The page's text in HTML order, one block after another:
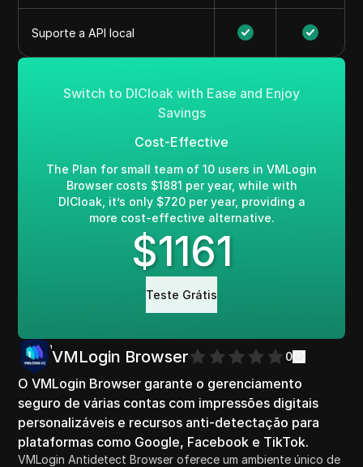
Suporte a API local
Switch to DICloak with Ease and Enjoy
Savings
Cost-Effective
The Plan for small team of 10 users in VMLogin
Browser costs $1881 per year, while with
DICloak, it’s only $720 per year, providing a
more cost-effective alternative.
$1161
Teste Grátis
VMLogin Browser 0
O VMLogin Browser garante o gerenciamento
seguro de várias contas com impressões digitais
personalizáveis e recursos anti-detectação para
plataformas como Google, Facebook e TikTok.
VMLogin Antidetect Browser oferece um ambiente único de